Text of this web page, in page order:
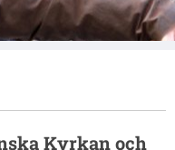
Kyrkan och